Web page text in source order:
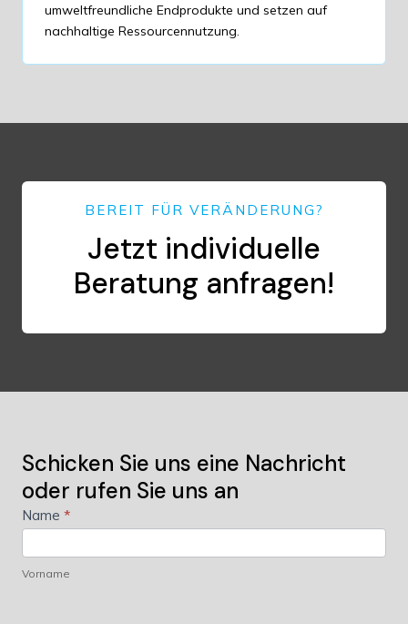
umweltfreundliche Endprodukte und setzen auf
nachhaltige Ressourcennutzung.
BEREIT FÜR VERÄNDERUNG?
Jetzt individuelle
Beratung anfragen!
Schicken Sie uns eine Nachricht
oder rufen Sie uns an
Kontaktformular
Name *
Vorname